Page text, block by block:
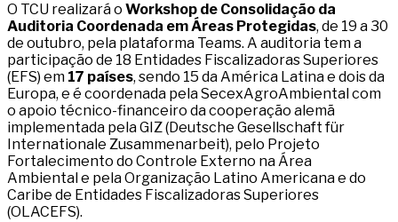
O TCU realizará o Workshop de Consolidação da
Auditoria Coordenada em Áreas Protegidas, de 19 a 30
de outubro, pela plataforma Teams. A auditoria tem a
participação de 18 Entidades Fiscalizadoras Superiores
(EFS) em 17 países, sendo 15 da América Latina e dois da
Europa, e é coordenada pela SecexAgroAmbiental com
o apoio técnico-financeiro da cooperação alemã
implementada pela GIZ (Deutsche Gesellschaft für
Internationale Zusammenarbeit), pelo Projeto
Fortalecimento do Controle Externo na Área
Ambiental e pela Organização Latino Americana e do
Caribe de Entidades Fiscalizadoras Superiores
(OLACEFS).